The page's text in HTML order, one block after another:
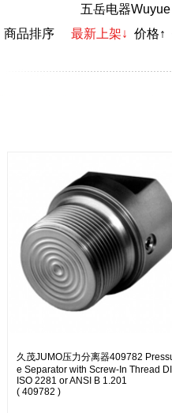
五岳电器Wuyue
商品排序
最新上架↓ 价格↑
久茂JUMO压力分离器409782
e Separator with Screw-In Thread
ISO 2281 or ANSI B 1.201
( 409782 )